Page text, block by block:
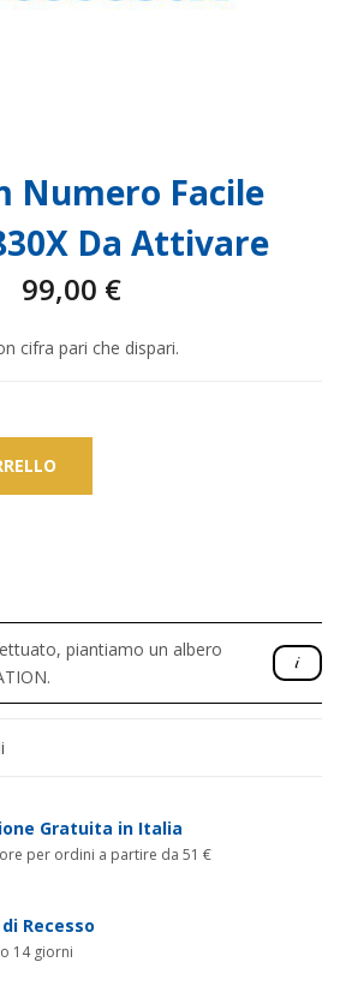
Numero Facile
Da Attivare
99,00 €
cifra pari che dispari.
piantiamo un albero
Gratuita in Italia
per ordini a partire da 51 €
Recesso
14 giorni